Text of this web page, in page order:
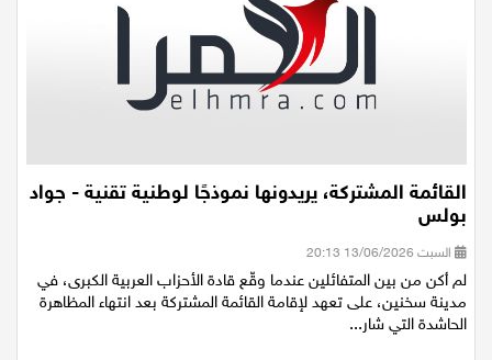
القائمة المشتركة، يريدونها نموذجًا لوطنية تقنية - جواد
بولس
السبت 13/06/2026 20:13
لم أكن من بين المتفائلين عندما وقّع قادة الأحزاب العربية الكبرى، في
مدينة سخنين، على تعهد لإقامة القائمة المشتركة بعد انتهاء المظاهرة
الحاشدة التي شار...